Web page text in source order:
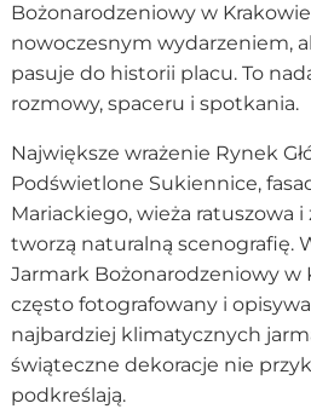
Bożonarodzeniowy w
nowoczesnym wydarzeniem,
pasuje do historii placu. To
rozmowy, spaceru i spotkania.
Największe wrażenie Rynek
Podświetlone Sukiennice,
Mariackiego, wieża ratuszowa
tworzą naturalną scenografię.
Jarmark Bożonarodzeniowy w
często fotografowany i
najbardziej klimatycznych
świąteczne dekoracje nie
podkreślają.